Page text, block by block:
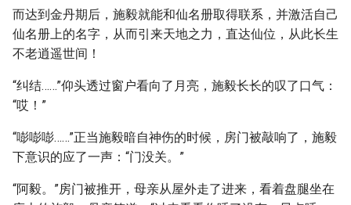
而达到金丹期后，施毅就能和仙名册取得联系，并激活自己
仙名册上的名字，从而引来天地之力，直达仙位，从此长生
不老逍遥世间！
“纠结……”仰头透过窗户看向了月亮，施毅长长的叹了口气：
“哎！”
“嘭嘭嘭……”正当施毅暗自神伤的时候，房门被敲响了，施毅
下意识的应了一声：“门没关。”
“阿毅。”房门被推开，母亲从屋外走了进来，看着盘腿坐在